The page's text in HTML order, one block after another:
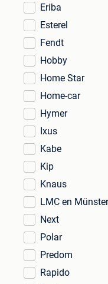
Eriba
Esterel
Fendt
Hobby
Home Star
Home-car
Hymer
Ixus
Kabe
Kip
Knaus
LMC en
Next
Polar
Predom
Rapido